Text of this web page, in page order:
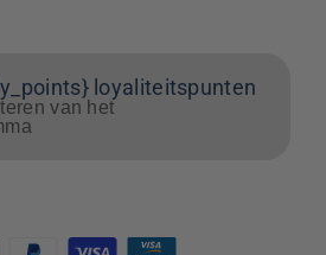
loyaliteitspunten
van het